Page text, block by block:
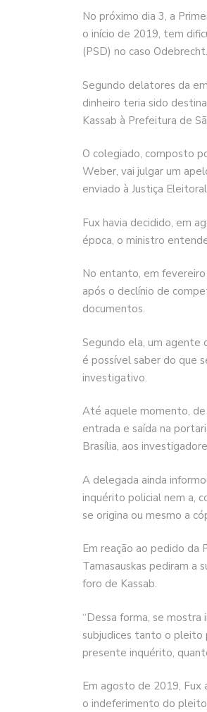
No próximo dia 3, a
o início de 2019, tem
(PSD) no caso
Segundo delatores da
dinheiro teria sido
Kassab à Prefeitura de
O colegiado, composto
Weber, vai julgar um
enviado à Justiça
Fux havia decidido, em
época, o ministro
No entanto, em
após o declínio de
documentos.
Segundo ela, um agente
é possível saber do que
investigativo.
Até aquele momento,
entrada e saída na
Brasília, aos
A delegada ainda
inquérito policial nem a,
se origina ou mesmo a
Em reação ao pedido da
Tamasauskas pediram a
foro de Kassab.
“Dessa forma, se
subjudices tanto o pleito
presente inquérito,
Em agosto de 2019,
o indeferimento do